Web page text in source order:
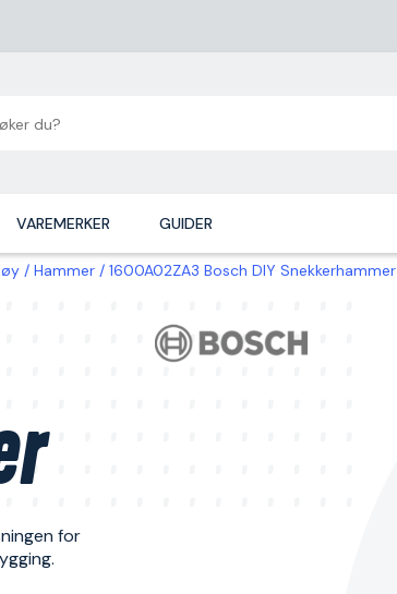
VAREMERKER GUIDER
Hammer 1600A02ZA3 Bosch DIY Snekkerhammer
for